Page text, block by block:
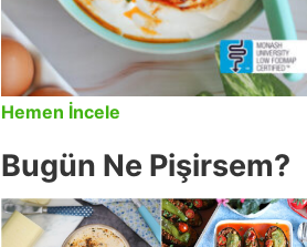
Hemen İncele
Bugün Ne Pişirsem?